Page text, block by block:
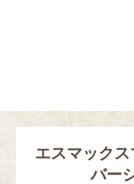
エスマック
バー